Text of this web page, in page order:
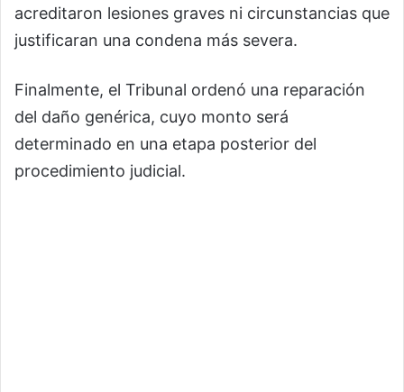
acreditaron lesiones graves ni circunstancias que
justificaran una condena más severa.
Finalmente, el Tribunal ordenó una reparación
del daño genérica, cuyo monto será
determinado en una etapa posterior del
procedimiento judicial.